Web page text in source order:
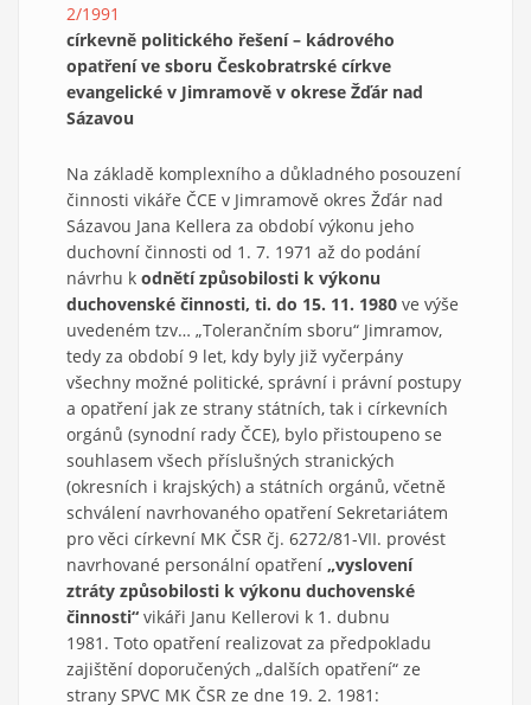
2/1991
církevně politického řešení – kádrového
opatření ve sboru Českobratrské církve
evangelické v Jimramově v okrese Žďár nad
Sázavou
Na základě komplexního a důkladného posouzení
činnosti vikáře ČCE v Jimramově okres Žďár nad
Sázavou Jana Kellera za období výkonu jeho
duchovní činnosti od 1. 7. 1971 až do podání
návrhu k odnětí způsobilosti k výkonu
duchovenské činnosti, ti. do 15. 11. 1980 ve výše
uvedeném tzv… „Tolerančním sboru“ Jimramov,
tedy za období 9 let, kdy byly již vyčerpány
všechny možné politické, správní i právní postupy
a opatření jak ze strany státních, tak i církevních
orgánů (synodní rady ČCE), bylo přistoupeno se
souhlasem všech příslušných stranických
(okresních i krajských) a státních orgánů, včetně
schválení navrhovaného opatření Sekretariátem
pro věci církevní MK ČSR čj. 6272/81-VII. provést
navrhované personální opatření „vyslovení
ztráty způsobilosti k výkonu duchovenské
činnosti“ vikáři Janu Kellerovi k 1. dubnu
1981. Toto opatření realizovat za předpokladu
zajištění doporučených „dalších opatření“ ze
strany SPVC MK ČSR ze dne 19. 2. 1981: